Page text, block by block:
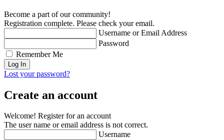
Become a part of our community!
Registration complete. Please check your email.
Username or Email Address
Password
Remember Me
Lost your password?
Create an account
Welcome! Register for an account
The user name or email address is not correct.
Username